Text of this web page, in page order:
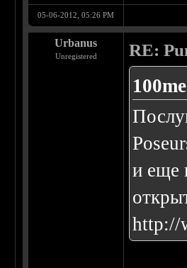
05-06-2012, 05:26 PM
Urbanus
Unregistered RE:
и еще
http://